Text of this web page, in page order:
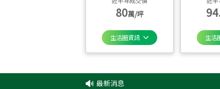
80萬/坪
生活圈資訊 生活
最新消息